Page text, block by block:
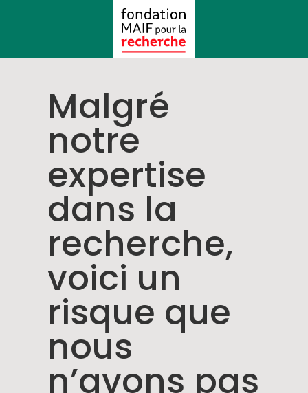
Malgré
notre
expertise
dans la
recherche,
voici un
risque que
nous
n’avons pas